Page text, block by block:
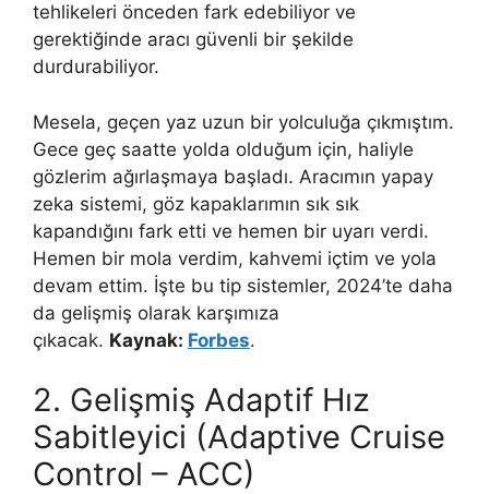
tehlikeleri önceden fark edebiliyor ve
gerektiğinde aracı güvenli bir şekilde
durdurabiliyor.
Mesela, geçen yaz uzun bir yolculuğa çıkmıştım.
Gece geç saatte yolda olduğum için, haliyle
gözlerim ağırlaşmaya başladı. Aracımın yapay
zeka sistemi, göz kapaklarımın sık sık
kapandığını fark etti ve hemen bir uyarı verdi.
Hemen bir mola verdim, kahvemi içtim ve yola
devam ettim. İşte bu tip sistemler, 2024’te daha
da gelişmiş olarak karşımıza
çıkacak. Kaynak: Forbes.
2. Gelişmiş Adaptif Hız
Sabitleyici (Adaptive Cruise
Control – ACC)